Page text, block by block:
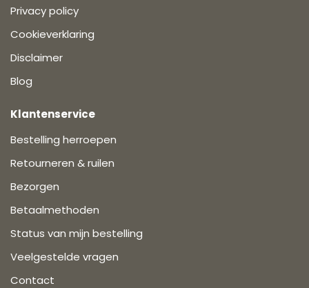
Privacy policy
Cookieverklaring
Disclaimer
Blog
Klantenservice
Bestelling herroepen
Retourneren & ruilen
Bezorgen
Betaalmethoden
Status van mijn bestelling
Veelgestelde vragen
Contact